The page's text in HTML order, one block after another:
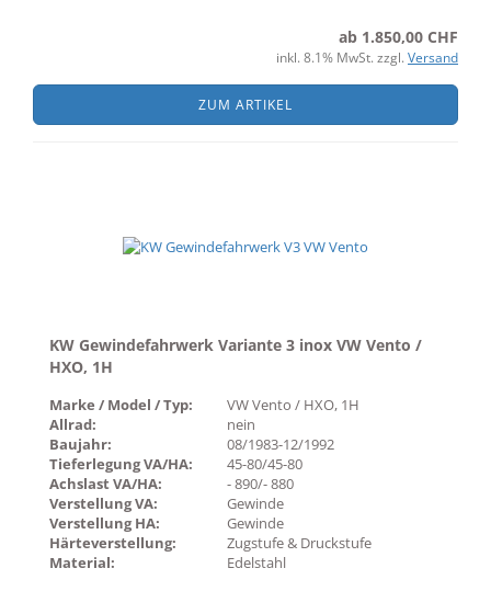
ab 1.850,00 CHF
inkl. 8.1% MwSt. zzgl. Versand
ZUM ARTIKEL
KW Gewindefahrwerk Variante 3 inox VW Vento /
HXO, 1H
Marke / Model / Typ:
VW Vento / HXO, 1H
Allrad:
nein
Baujahr:
08/1983-12/1992
Tieferlegung VA/HA:
45-80/45-80
Achslast VA/HA:
- 890/- 880
Verstellung VA:
Gewinde
Verstellung HA:
Gewinde
Härteverstellung:
Zugstufe & Druckstufe
Material:
Edelstahl